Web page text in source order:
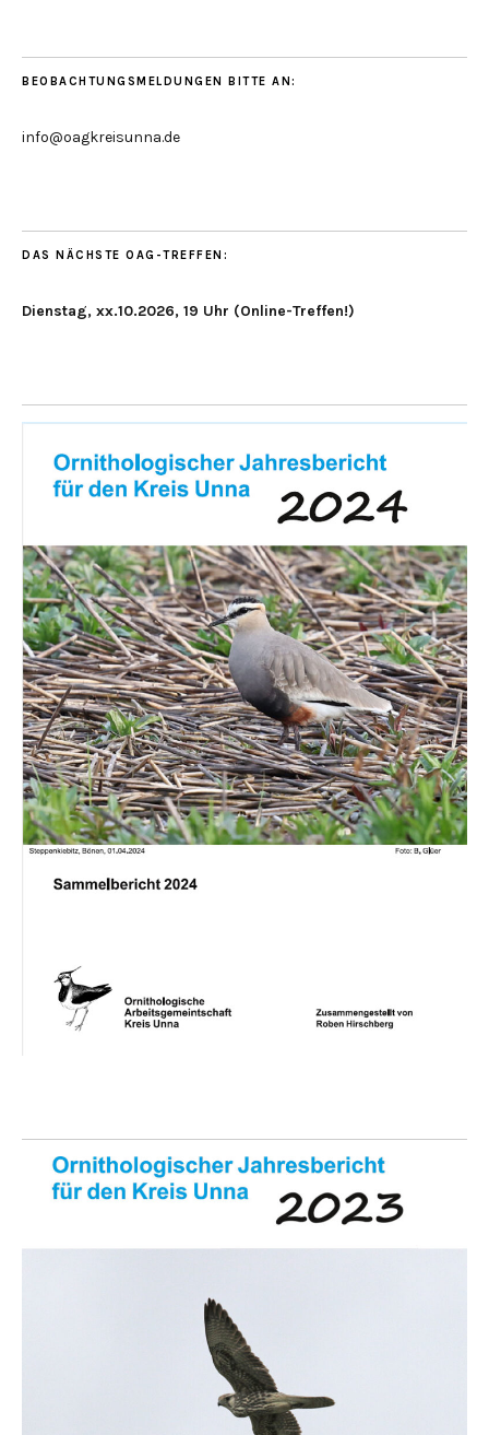
BEOBACHTUNGSMELDUNGEN BITTE AN:
info@oagkreisunna.de
DAS NÄCHSTE OAG-TREFFEN:
Dienstag, xx.10.2026, 19 Uhr (Online-Treffen!)